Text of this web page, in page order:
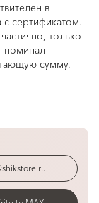
в
с сертификатом.
только
номинал
сумму.